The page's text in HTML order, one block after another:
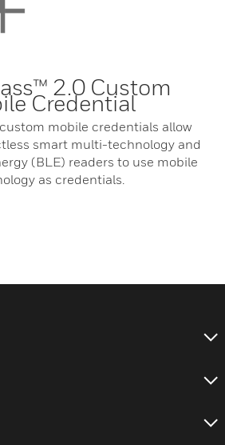
2.0 Custom
Credential
mobile credentials allow
smart multi-technology and
(BLE) readers to use mobile
as credentials.